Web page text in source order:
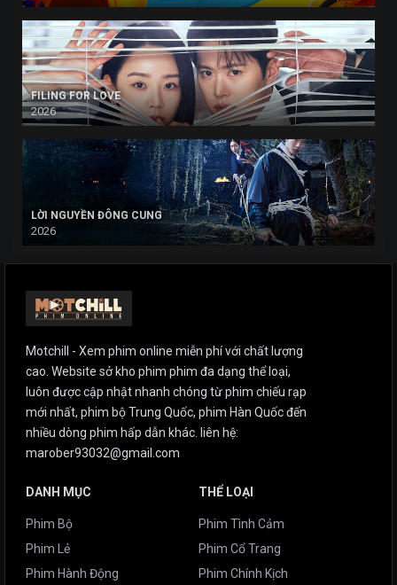
FILING FOR LOVE
2026
LỜI NGUYỀN ĐÔNG CUNG
2026
Motchill - Xem phim online miễn phí với chất lượng
cao. Website sở kho phim phim đa dạng thể loại,
luôn được cập nhật nhanh chóng từ phim chiếu rạp
mới nhất, phim bộ Trung Quốc, phim Hàn Quốc đến
nhiều dòng phim hấp dẫn khác. liên hệ:
marober93032@gmail.com
DANH MỤC
Phim Bộ
Phim Lẻ
Phim Hành Động
THỂ LOẠI
Phim Tình Cảm
Phim Cổ Trang
Phim Chính Kịch